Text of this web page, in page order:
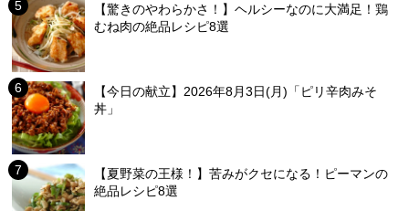
【驚きのやわらかさ！】ヘルシーなのに大満足！鶏
むね肉の絶品レシピ8選
【今日の献立】2026年8月3日(月)「ピリ辛肉みそ
丼」
【夏野菜の王様！】苦みがクセになる！ピーマンの
絶品レシピ8選